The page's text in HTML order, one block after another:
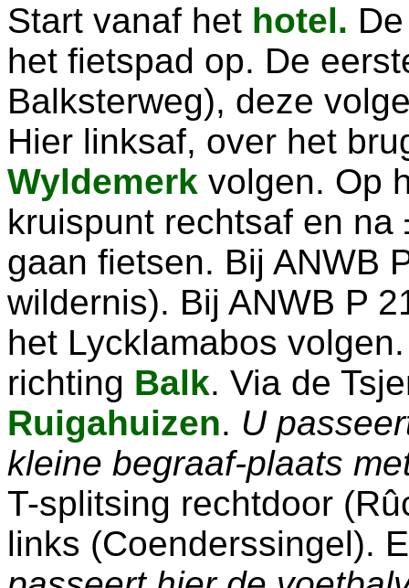
Start vanaf het hotel.
het fietspad op. De
Balksterweg), deze
Hier linksaf, over het
Wyldemerk volgen. Op
kruispunt rechtsaf en
gaan fietsen. Bij ANWB
wildernis). Bij ANWB P
het Lycklamabos
richting Balk. Via de
Ruigahuizen. U
kleine begraaf-plaats
T-splitsing rechtdoor
links (Coenderssingel).